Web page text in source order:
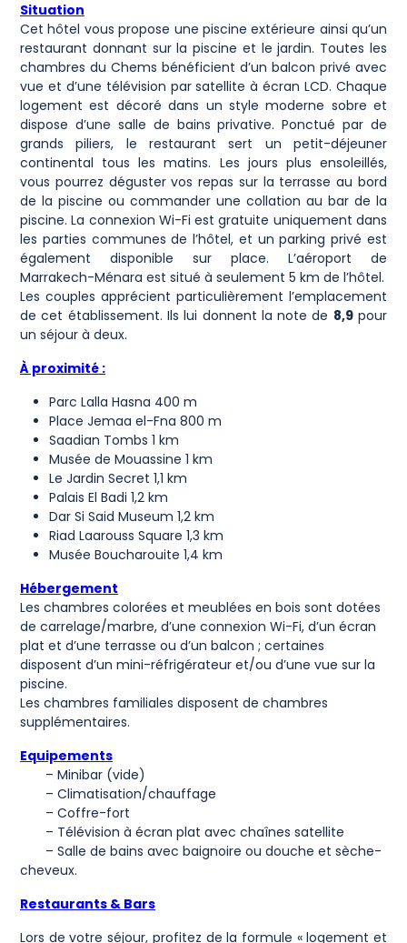
Situation
Cet hôtel vous propose une piscine extérieure ainsi qu’un
restaurant donnant sur la piscine et le jardin. Toutes les
chambres du Chems bénéficient d’un balcon privé avec
vue et d’une télévision par satellite à écran LCD. Chaque
logement est décoré dans un style moderne sobre et
dispose d’une salle de bains privative. Ponctué par de
grands piliers, le restaurant sert un petit-déjeuner
continental tous les matins. Les jours plus ensoleillés,
vous pourrez déguster vos repas sur la terrasse au bord
de la piscine ou commander une collation au bar de la
piscine. La connexion Wi-Fi est gratuite uniquement dans
les parties communes de l’hôtel, et un parking privé est
également disponible sur place. L’aéroport de
Marrakech-Ménara est situé à seulement 5 km de l’hôtel.
Les couples apprécient particulièrement l’emplacement
de cet établissement. Ils lui donnent la note de 8,9pour
un séjour à deux.
À proximité :
Parc Lalla Hasna 400 m
Place Jemaa el-Fna 800 m
Saadian Tombs 1 km
Musée de Mouassine 1 km
Le Jardin Secret 1,1 km
Palais El Badi 1,2 km
Dar Si Said Museum 1,2 km
Riad Laarouss Square 1,3 km
Musée Boucharouite 1,4 km
Hébergement
Les chambres colorées et meublées en bois sont dotées
de carrelage/marbre, d’une connexion Wi-Fi, d’un écran
plat et d’une terrasse ou d’un balcon ; certaines
disposent d’un mini-réfrigérateur et/ou d’une vue sur la
piscine.
Les chambres familiales disposent de chambres
supplémentaires.
Equipements
– Minibar (vide)
– Climatisation/chauffage
– Coffre-fort
– Télévision à écran plat avec chaînes satellite
– Salle de bains avec baignoire ou douche et sèche-
cheveux.
Restaurants & Bars
Lors de votre séjour, profitez de la formule « logement et